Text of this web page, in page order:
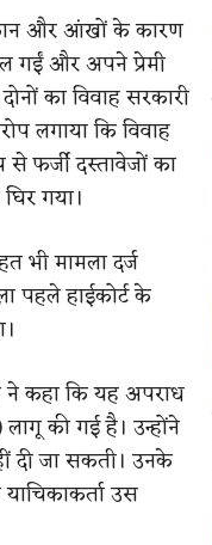
और आंखों के कारण
गईं और अपने प्रेमी
का विवाह सरकारी
लगाया कि विवाह
फर्जी दस्तावेजों का
गया।
भी मामला दर्ज
पहले हाईकोर्ट के
ने कहा कि यह अपराध
की गई है। उन्होंने
दी जा सकती। उनके
उस